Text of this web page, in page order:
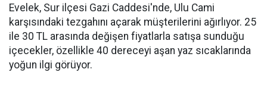
Evelek, Sur ilçesi Gazi Caddesi'nde, Ulu Cami
karşısındaki tezgahını açarak müşterilerini ağırlıyor. 25
ile 30 TL arasında değişen fiyatlarla satışa sunduğu
içecekler, özellikle 40 dereceyi aşan yaz sıcaklarında
yoğun ilgi görüyor.